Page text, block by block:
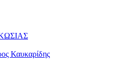
Καυκαρίδης